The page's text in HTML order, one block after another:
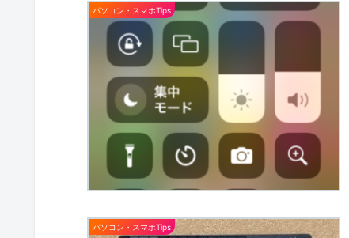
パソコン・スマホTips
パソコン・スマホTips